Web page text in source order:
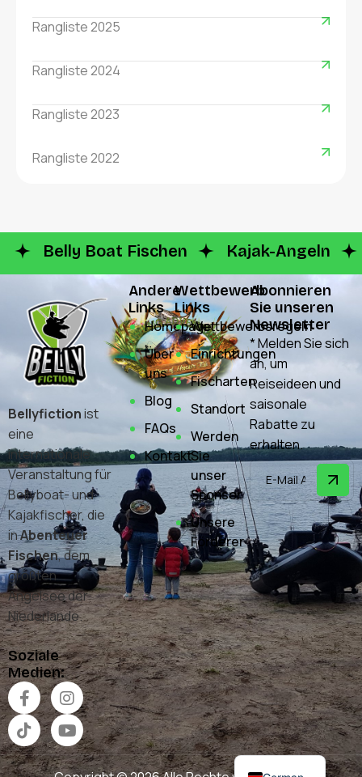
Rangliste 2025
Rangliste 2024
Rangliste 2023
Rangliste 2022
Belly Boat Fischen Kajak-Angeln
Bellyfictionist
eine
internationale
Veranstaltung für
Bellyboat- und
Kajakfischer, die
inAbenteuer
Fischen, dem
größten
Angelsee der
Niederlande.
Soziale
Medien:
Andere
Links
Homepage
Über
uns
Blog
FAQs
Kontakt
Wettbewerb
Links
Wettbewerbsregeln
Einrichtungen
Fischarten
Standort
Werden
Sie
unser
Sponsor
Unsere
Förderer
Abonnieren
Sie unseren
Newsletter
* Melden Sie sich
an, um
Reiseideen und
saisonale
Rabatte zu
erhalten.